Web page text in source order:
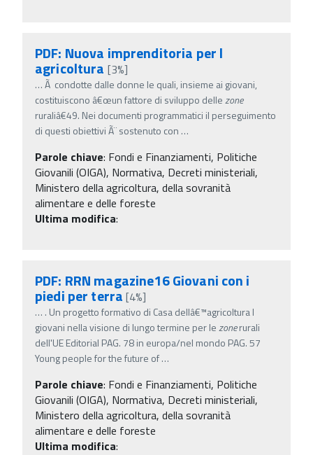
PDF: Nuova imprenditoria per l
agricoltura [3%]
…Ã condotte dalle donne le quali, insieme ai giovani,
costituiscono â€œun fattore di sviluppo dellezone
ruraliâ€49. Nei documenti programmatici il perseguimento
di questi obiettivi Ã¨ sostenuto con …
Parole chiave: Fondi e Finanziamenti, Politiche
Giovanili (OIGA), Normativa, Decreti ministeriali,
Ministero della agricoltura, della sovranità
alimentare e delle foreste
Ultima modifica:
PDF: RRN magazine16 Giovani con i
piedi per terra [4%]
… . Un progetto formativo di Casa dellâ€™agricoltura I
giovani nella visione di lungo termine per lezonerurali
dell'UE Editorial PAG. 78 in europa/nel mondo PAG. 57
Young people for the future of…
Parole chiave: Fondi e Finanziamenti, Politiche
Giovanili (OIGA), Normativa, Decreti ministeriali,
Ministero della agricoltura, della sovranità
alimentare e delle foreste
Ultima modifica: